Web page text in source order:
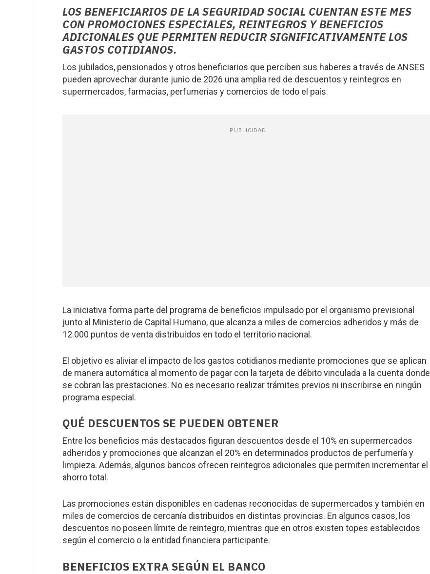
LOS BENEFICIARIOS DE LA SEGURIDAD SOCIAL CUENTAN ESTE MES
CON PROMOCIONES ESPECIALES, REINTEGROS Y BENEFICIOS
ADICIONALES QUE PERMITEN REDUCIR SIGNIFICATIVAMENTE LOS
GASTOS COTIDIANOS.
Los jubilados, pensionados y otros beneficiarios que perciben sus haberes a través de ANSES
pueden aprovechar durante junio de 2026 una amplia red de descuentos y reintegros en
supermercados, farmacias, perfumerías y comercios de todo el país.
PUBLICIDAD
La iniciativa forma parte del programa de beneficios impulsado por el organismo previsional
junto al Ministerio de Capital Humano, que alcanza a miles de comercios adheridos y más de
12.000 puntos de venta distribuidos en todo el territorio nacional.
El objetivo es aliviar el impacto de los gastos cotidianos mediante promociones que se aplican
de manera automática al momento de pagar con la tarjeta de débito vinculada a la cuenta donde
se cobran las prestaciones. No es necesario realizar trámites previos ni inscribirse en ningún
programa especial.
QUÉ DESCUENTOS SE PUEDEN OBTENER
Entre los beneficios más destacados figuran descuentos desde el 10% en supermercados
adheridos y promociones que alcanzan el 20% en determinados productos de perfumería y
limpieza. Además, algunos bancos ofrecen reintegros adicionales que permiten incrementar el
ahorro total.
Las promociones están disponibles en cadenas reconocidas de supermercados y también en
miles de comercios de cercanía distribuidos en distintas provincias. En algunos casos, los
descuentos no poseen límite de reintegro, mientras que en otros existen topes establecidos
según el comercio o la entidad financiera participante.
BENEFICIOS EXTRA SEGÚN EL BANCO